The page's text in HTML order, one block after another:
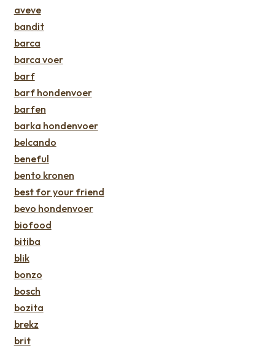
aveve
bandit
barca
barca voer
barf
barf hondenvoer
barfen
barka hondenvoer
belcando
beneful
bento kronen
best for your friend
bevo hondenvoer
biofood
bitiba
blik
bonzo
bosch
bozita
brekz
brit